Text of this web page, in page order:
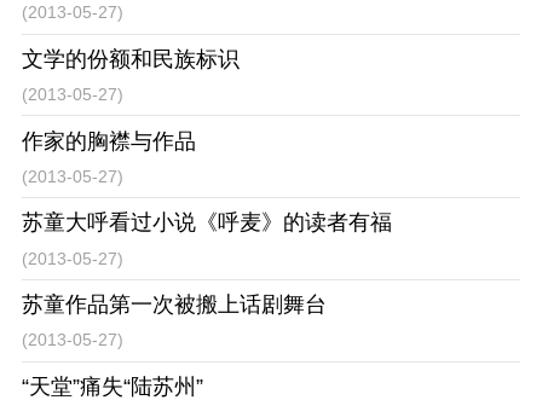
(2013-05-27)
文学的份额和民族标识
(2013-05-27)
作家的胸襟与作品
(2013-05-27)
苏童大呼看过小说《呼麦》的读者有福
(2013-05-27)
苏童作品第一次被搬上话剧舞台
(2013-05-27)
“天堂”痛失“陆苏州”